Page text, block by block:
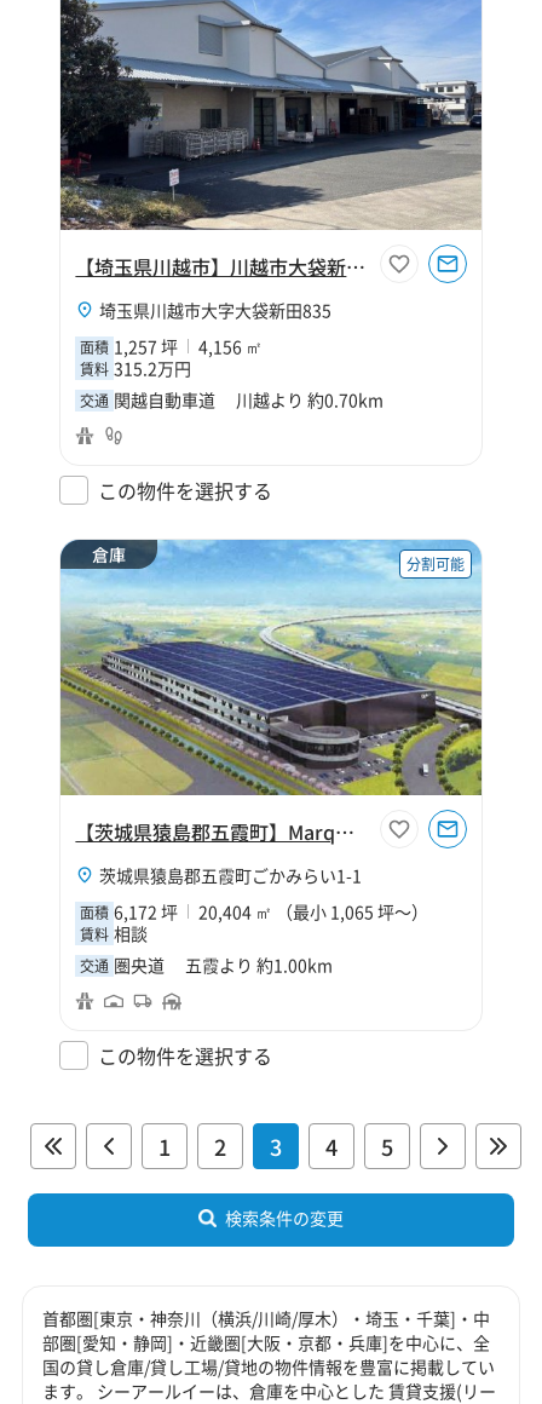
【埼玉県川越市】川越市大袋新田1257坪倉庫
埼玉県川越市大字大袋新田835
面積 1,257 坪 4,156 ㎡
賃料 315.2万円
交通 関越自動車道 川越より 約0.70km
この物件を選択する
倉庫 分割可能
【茨城県猿島郡五霞町】Marq圏央五霞
茨城県猿島郡五霞町ごかみらい1-1
面積 6,172 坪 20,404 ㎡ （最小 1,065 坪～）
賃料 相談
交通 圏央道 五霞より 約1.00km
この物件を選択する
1 2 3 4 5
検索条件の変更
首都圏[東京・神奈川（横浜/川崎/厚木）・埼玉・千葉]・中
部圏[愛知・静岡]・近畿圏[大阪・京都・兵庫]を中心に、全
国の貸し倉庫/貸し工場/貸地の物件情報を豊富に掲載してい
ます。 シーアールイーは、倉庫を中心とした 賃貸支援(リー